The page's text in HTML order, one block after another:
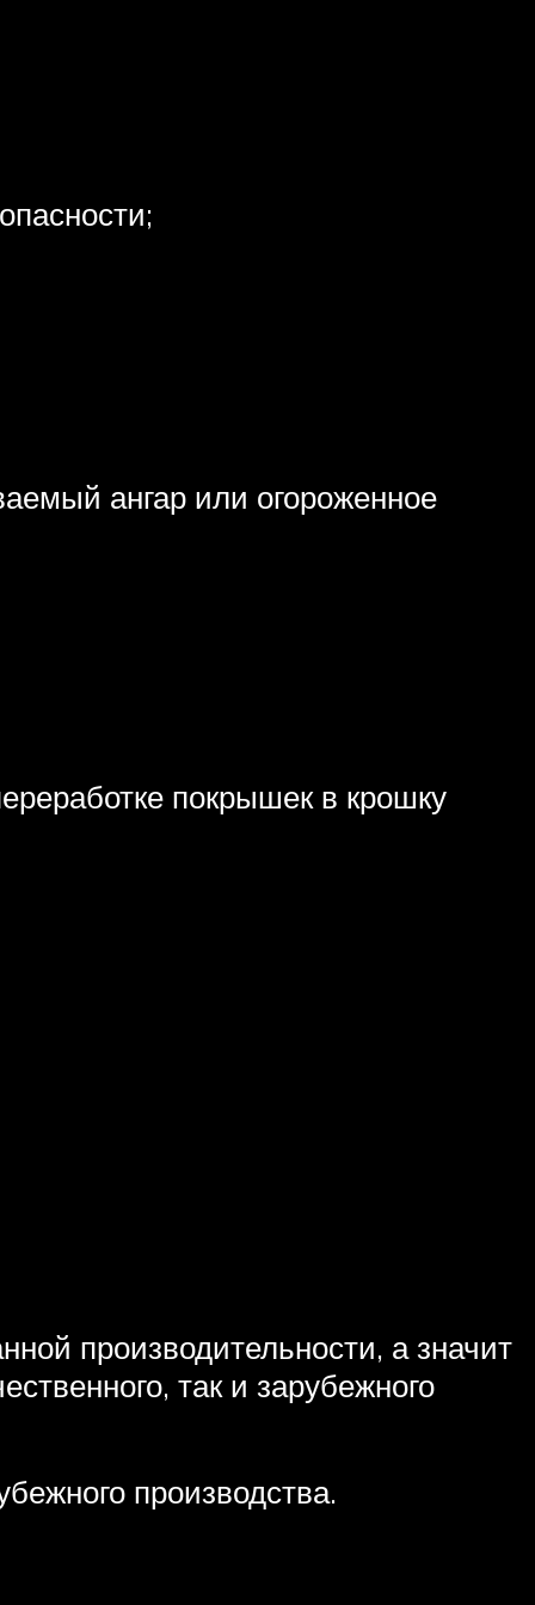
ангар или огороженное
покрышек в крошку
производительности, а значит
так и зарубежного
производства.